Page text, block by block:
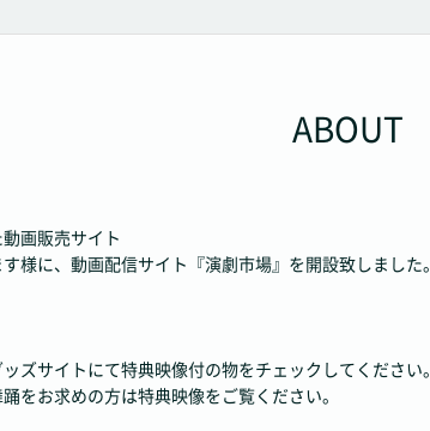
ABOUT
画販売サイト
様に、動画配信サイト『演劇市場』を開設致しました。
ズサイトにて特典映像付の物をチェックしてください。
をお求めの方は特典映像をご覧ください。